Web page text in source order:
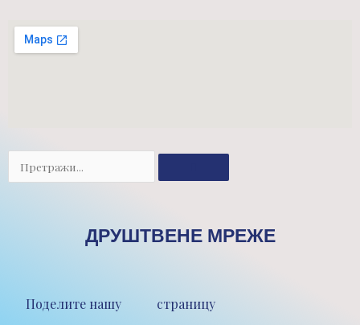
ДРУШТВЕНЕ МРЕЖЕ
Поделите нашу страницу